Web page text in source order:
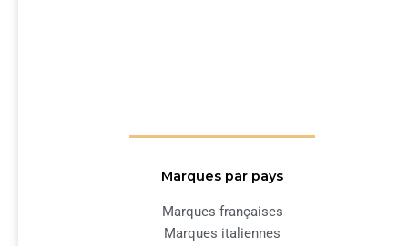
Marques par pays
Marques françaises
Marques italiennes